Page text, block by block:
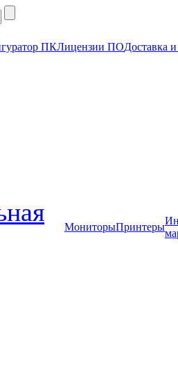
ПКЛицензии ПОДоставка
МониторыПринтеры